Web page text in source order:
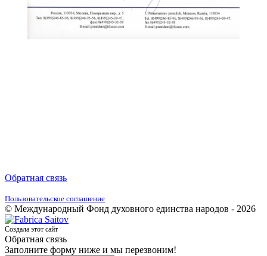
Обратная связь
Пользовательское соглашение
© Международный Фонд духовного единства народов - 2026
Создала этот сайт
Обратная связь
Заполните форму ниже и мы перезвоним!